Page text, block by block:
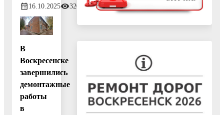
16.10.2025 320
В
Воскресенске
завершились
демонтажные
работы
в